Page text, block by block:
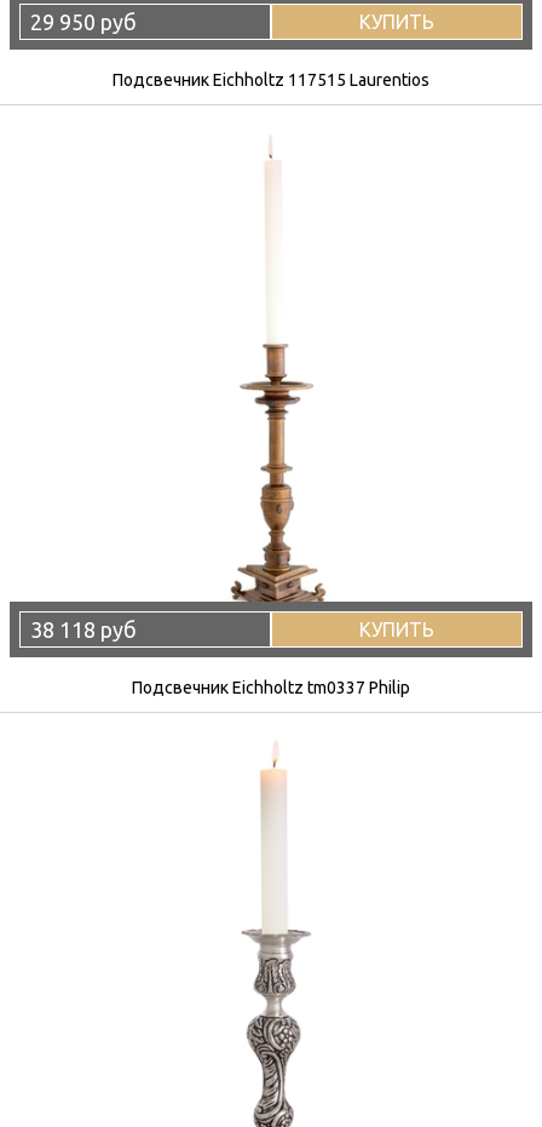
29 950 руб КУПИТЬ
Подсвечник Eichholtz 117515 Laurentios
38 118 руб КУПИТЬ
Подсвечник Eichholtz tm0337 Philip